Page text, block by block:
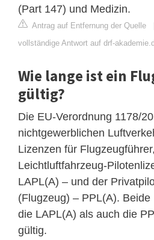
(Part 147) und Medizin.
Antrag auf Entfernung der Quelle
vollständige Antwort auf drf-
Wie lange ist ein
gültig?
Die EU-Verordnung 1178/
nichtgewerblichen
Lizenzen für
Leichtluftfahrzeug-
LAPL(A) – und der
(Flugzeug) – PPL(A).
die LAPL(A) als auch die
gültig.